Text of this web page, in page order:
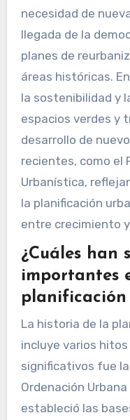
necesidad de
llegada de la
planes de
áreas históricas.
la sostenibilidad y
espacios verdes y
desarrollo de
recientes, como el
Urbanística,
la planificación
entre crecimiento
¿Cuáles han
importantes
planificación
La historia de la
incluye varios
significativos fue la
Ordenación
estableció las